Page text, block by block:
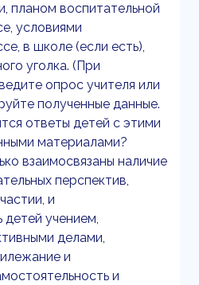
планом воспитательной
условиями
в школе (если есть),
уголка. (При
опрос учителя или
полученные данные.
ответы детей с этими
материалами?
взаимосвязаны наличие
перспектив,
и
детей учением,
делами,
и
и